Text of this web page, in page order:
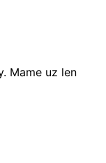
Mame uz len